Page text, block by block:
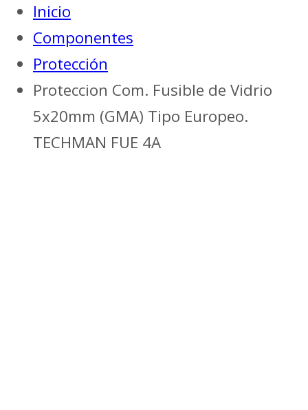
Inicio
Componentes
Protección
Proteccion Com. Fusible de Vidrio
5x20mm (GMA) Tipo Europeo.
TECHMAN FUE 4A